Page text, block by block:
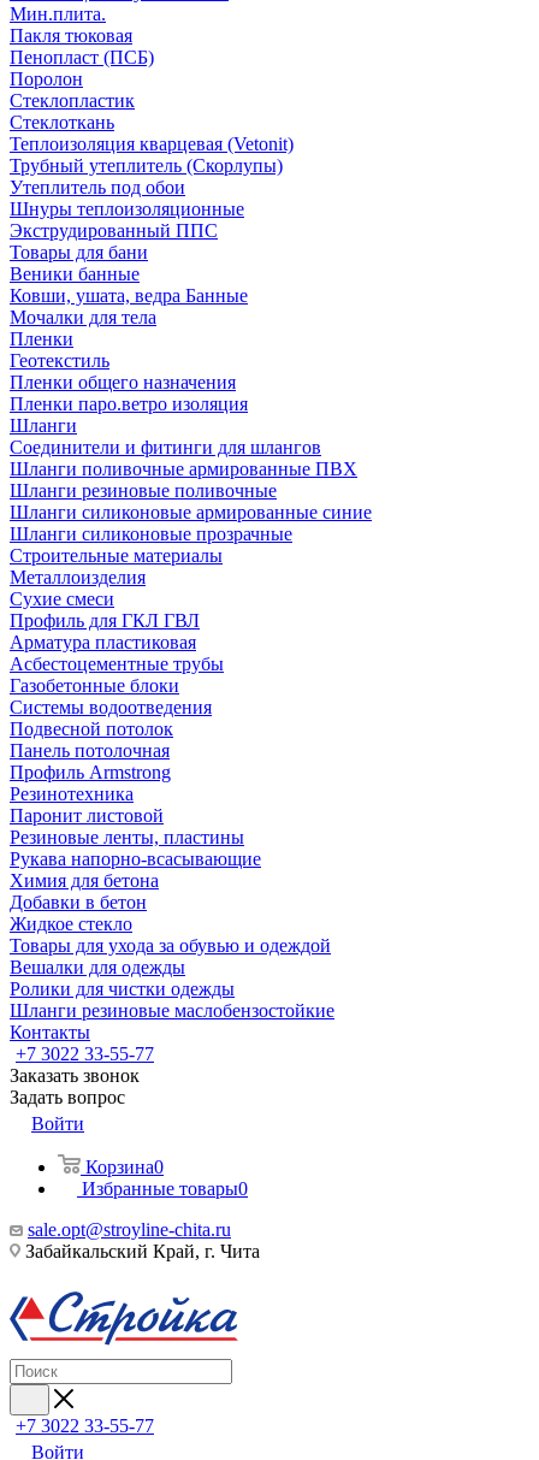
Мин.плита.
Пакля тюковая
Пенопласт (ПСБ)
Поролон
Стеклопластик
Стеклоткань
Теплоизоляция кварцевая (Vetonit)
Трубный утеплитель (Скорлупы)
Утеплитель под обои
Шнуры теплоизоляционные
Экструдированный ППС
Товары для бани
Веники банные
Ковши, ушата, ведра Банные
Мочалки для тела
Пленки
Геотекстиль
Пленки общего назначения
Пленки паро.ветро изоляция
Шланги
Соединители и фитинги для шлангов
Шланги поливочные армированные ПВХ
Шланги резиновые поливочные
Шланги силиконовые армированные синие
Шланги силиконовые прозрачные
Строительные материалы
Металлоизделия
Сухие смеси
Профиль для ГКЛ ГВЛ
Арматура пластиковая
Асбестоцементные трубы
Газобетонные блоки
Системы водоотведения
Подвесной потолок
Панель потолочная
Профиль Armstrong
Резинотехника
Паронит листовой
Резиновые ленты, пластины
Рукава напорно-всасывающие
Химия для бетона
Добавки в бетон
Жидкое стекло
Товары для ухода за обувью и одеждой
Вешалки для одежды
Ролики для чистки одежды
Шланги резиновые маслобензостойкие
Контакты
+7 3022 33-55-77
Заказать звонок
Задать вопрос
Войти
Корзина0
Избранные товары0
sale.opt@stroyline-chita.ru
Забайкальский Край, г. Чита
+7 3022 33-55-77
Войти